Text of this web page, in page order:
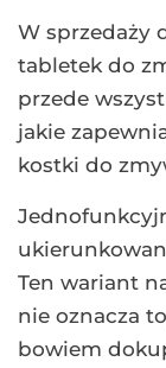
W sprzedaży
tabletek do
przede
jakie
kostki do
Ten wariant
nie oznacza
bowiem